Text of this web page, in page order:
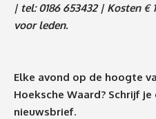
| tel: 0186 653432 | Kosten
voor leden.
Elke avond op de hoogte
Hoeksche Waard? Schrijf je
nieuwsbrief.